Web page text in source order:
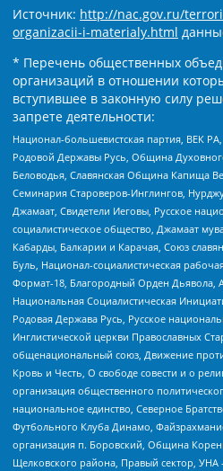
Источник: http://nac.gov.ru/
organizacii-i-materialy.html
* Перечень общественных
организаций в отношении
вступившее в законную силу
запрете деятельности:
Национал-большевистская партия, ВЕК
Родовой Державы Русь, Община
Беловодья, Славянская Община Капища
Семинария Староверов-Инглингов,
Джамаат, Свидетели Иеговы, Русское
социалистическое общество, Джамаат
Кабарды, Балкарии и Карачая, Союз
Буль, Национал-социалистическая
Формат-18, Благородный Орден Дьявола,
Национальная Социалистическая
Родовая Держава Русь, Русское
Инглистической церкви Православных
общенациональный союз, Движение
Кровь и Честь, О свободе совести и о
организация общественного
национальное единство, Северное
Футбольного Клуба Динамо,
организация п. Боровский, Община
Щелковского района, Правый сектор,